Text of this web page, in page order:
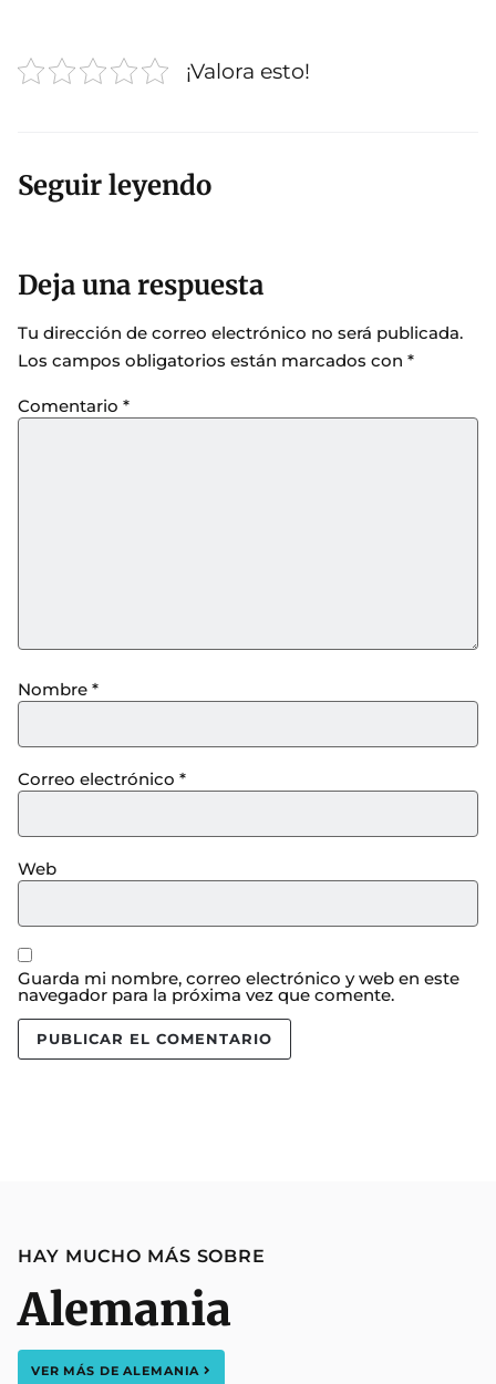
¡Valora esto!
Seguir leyendo
Deja una respuesta
Tu dirección de correo electrónico no será publicada.
Los campos obligatorios están marcados con *
Comentario *
Nombre *
Correo electrónico *
Web
Guarda mi nombre, correo electrónico y web en este
navegador para la próxima vez que comente.
HAY MUCHO MÁS SOBRE
Alemania
VER MÁS DEALEMANIA